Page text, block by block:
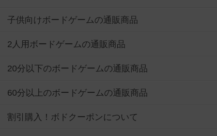
子供向けボードゲームの通販商品
2人用ボードゲームの通販商品
20分以下のボードゲームの通販商品
60分以上のボードゲームの通販商品
割引購入！ボドクーポンについて